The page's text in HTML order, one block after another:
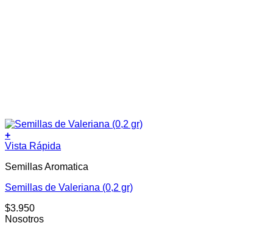
+
Vista Rápida
Semillas Aromatica
Semillas de Valeriana (0,2 gr)
$3.950
Nosotros